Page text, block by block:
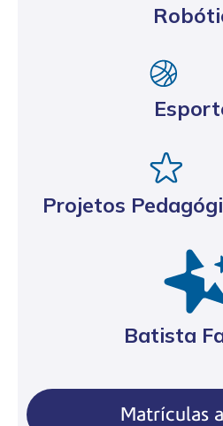
Projetos
Batista
Matrículas